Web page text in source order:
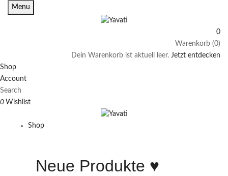
Menu
0
Warenkorb (0)
Dein Warenkorb ist aktuell leer. Jetzt entdecken
Shop
Account
Search
0 Wishlist
Shop
Neue Produkte ♥️